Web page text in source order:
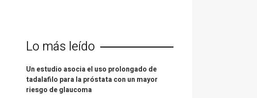
Lo más leído
Un estudio asocia el uso prolongado de
tadalafilo para la próstata con un mayor
riesgo de glaucoma